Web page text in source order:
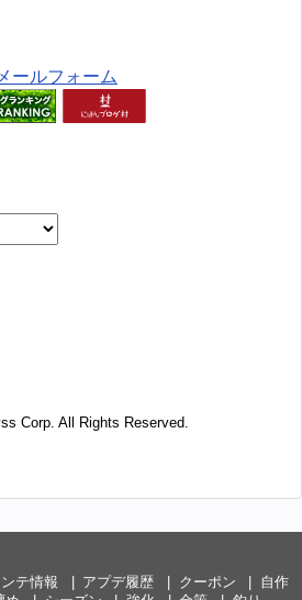
ールフォーム
Corp. All Rights Reserved.
ンテ情報 アプデ履歴 クーポン
自作